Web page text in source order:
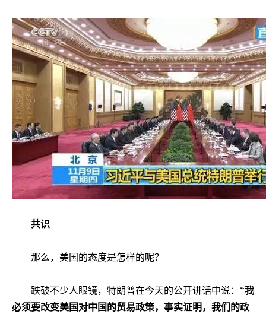
共识
那么，美国的态度是怎样的呢？
跌破不少人眼镜，特朗普在今天的公开讲话中说： “我
必须要改变美国对中国的贸易政策，事实证明，我们的政